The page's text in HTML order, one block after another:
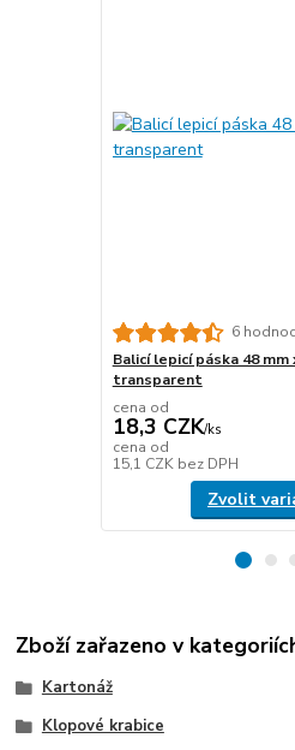
6
Balicí lepicí páska 48 mm
transparent
cena od
18,3 CZK/ks
cena od
15,1 CZK bez DPH
Zvolit
Zboží zařazeno v
Kartonáž
Klopové krabice